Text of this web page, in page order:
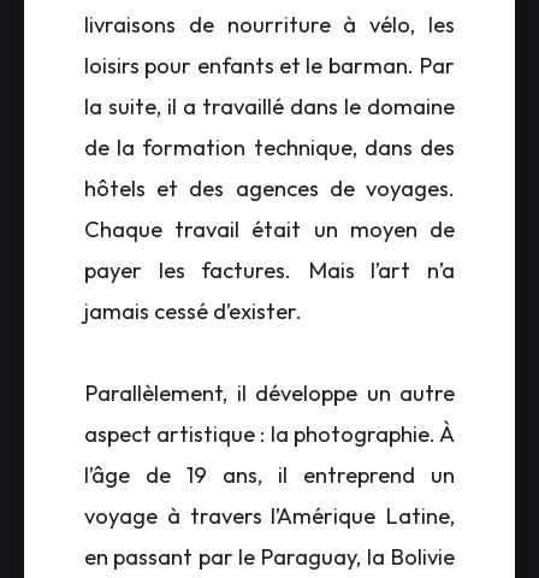
livraisons de nourriture à vélo, les
loisirs pour enfants et le barman. Par
la suite, il a travaillé dans le domaine
de la formation technique, dans des
hôtels et des agences de voyages.
Chaque travail était un moyen de
payer les factures. Mais l’art n’a
jamais cessé d’exister.
Parallèlement, il développe un autre
aspect artistique : la photographie. À
l’âge de 19 ans, il entreprend un
voyage à travers l’Amérique Latine,
en passant par le Paraguay, la Bolivie